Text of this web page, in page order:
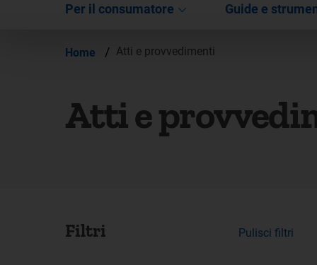
Per il consumatore Guide e
Home / Atti e provvedimenti
Atti e
Filtri Pulisci filtri